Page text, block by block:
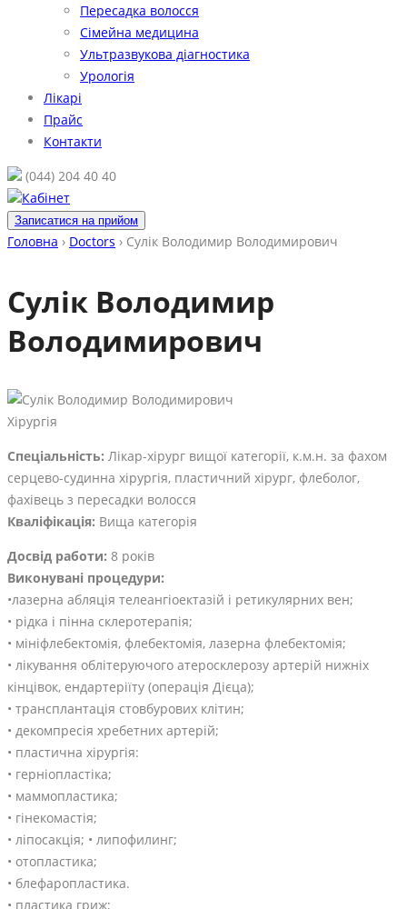
Пересадка волосся
Сімейна медицина
Ультразвукова діагностика
Урологія
Лікарі
Прайс
Контакти
(044) 204 40 40
Кабінет
Записатися на прийом
Головна › Doctors › Сулік Володимир Володимирович
Сулік Володимир
Володимирович
Хірургія
Спеціальність: Лікар-хірург вищої категорії, к.м.н. за фахом
серцево-судинна хірургія, пластичний хірург, флеболог,
фахівець з пересадки волосся
Кваліфікація: Вища категорія
Досвід работи: 8 років
Виконувані процедури:
•лазерна абляція телеангіоектазій і ретикулярних вен;
• рідка і пінна склеротерапія;
• мініфлебектомія, флебектомія, лазерна флебектомія;
• лікування облітеруючого атеросклерозу артерій нижніх
кінцівок, ендартеріїту (операція Дієца);
• трансплантація стовбурових клітин;
• декомпресія хребетних артерій;
• пластична хірургія:
• герніопластіка;
• маммопластика;
• гінекомастія;
• ліпосакція; • липофилинг;
• отопластика;
• блефаропластика.
• пластика гриж;